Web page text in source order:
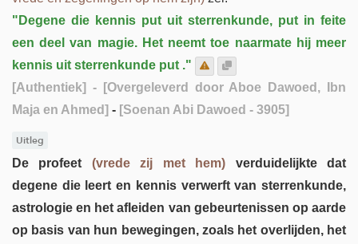
"Degene die kennis put uit sterrenkunde, put in feite
een deel van magie. Het neemt toe naarmate hij meer
kennis uit sterrenkunde put ."
[Authentiek] - [Overgeleverd door Aboe Dawoed, Ibn
Maja en Ahmed] - [Soenan Abi Dawoed - 3905]
Uitleg
De profeet (vrede zij met hem) verduidelijkte dat
degene die leert en kennis verwerft van sterrenkunde,
astrologie en het afleiden van gebeurtenissen op aarde
op basis van hun bewegingen, zoals het overlijden, het